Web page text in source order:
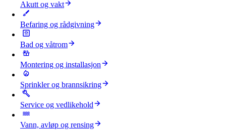
Akutt og vakt
Befaring og rådgivning
Bad og våtrom
Montering og installasjon
Sprinkler og brannsikring
Service og vedlikehold
Vann, avløp og rensing